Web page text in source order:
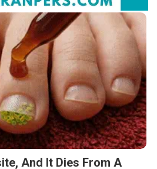
And It Dies From A